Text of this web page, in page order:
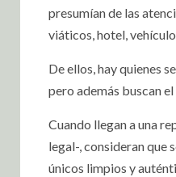
presumían de las
viáticos, hotel,
De ellos, hay quienes
pero además buscan
Cuando llegan a una
legal-, consideran que
únicos limpios y